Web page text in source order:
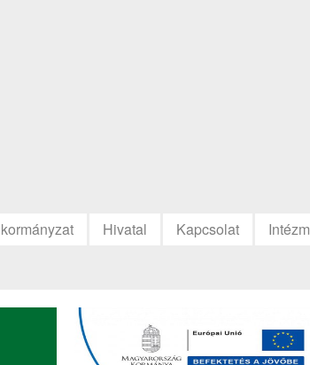
Hivatal Kapcsolat